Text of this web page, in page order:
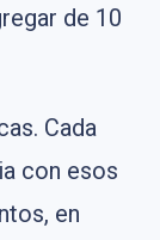
de 10
Cada
con esos
en